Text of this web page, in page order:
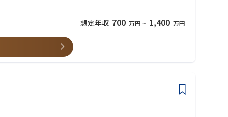
想定年収 700 万円 ~ 1,400 万円